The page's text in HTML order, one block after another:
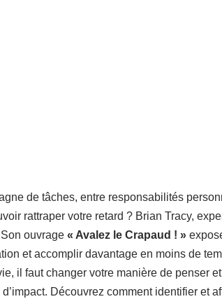
de tâches, entre responsabilités
rattraper votre retard ? Brian Tracy,
ouvrage « Avalez le Crapaud ! »
et accomplir davantage en moins de
il faut changer votre manière de penser
Découvrez comment identifier et